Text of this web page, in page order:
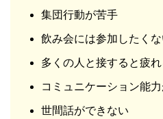
集団行動が苦手
飲み会には参加したくな
多くの人と接すると疲れ
コミュニケーション能
世間話ができない